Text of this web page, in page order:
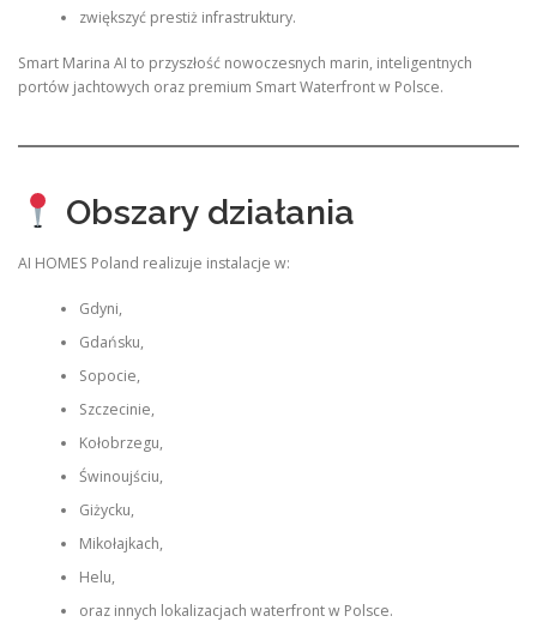
zwiększyć prestiż infrastruktury.
Smart Marina AI to przyszłość nowoczesnych marin, inteligentnych
portów jachtowych oraz premium Smart Waterfront w Polsce.
Obszary działania
AI HOMES Poland realizuje instalacje w:
Gdyni,
Gdańsku,
Sopocie,
Szczecinie,
Kołobrzegu,
Świnoujściu,
Giżycku,
Mikołajkach,
Helu,
oraz innych lokalizacjach waterfront w Polsce.